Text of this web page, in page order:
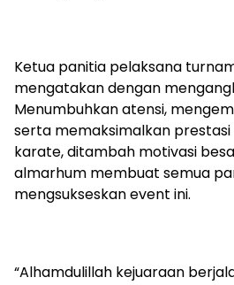
Ketua panitia pelaksana
mengatakan dengan
Menumbuhkan atensi,
serta memaksimalkan
karate, ditambah motivasi
almarhum membuat semua
mengsukseskan event ini.
“Alhamdulillah kejuaraan